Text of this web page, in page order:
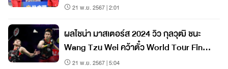
21 พ.ย. 2567 | 2:01
ผลไชน่า มาสเตอร์ส 2024 วิว กุลวุฒิ ชนะ
Wang Tzu Wei คว้าตั๋ว World Tour Finals
202421 พ.ย. 2567 | 5:04